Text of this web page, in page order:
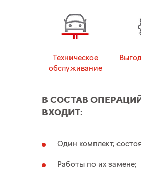
Техническое
обслуживание
В СОСТАВ
ВХОДИТ:
Один комплект,
Работы по их замене;